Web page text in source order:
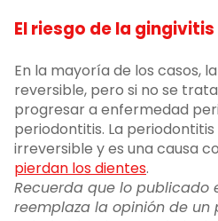
El riesgo de la
En la mayoría de los casos,
reversible, pero si no se
progresar a enfermedad
periodontitis. La
irreversible y es una causa
pierdan los dientes.
Recuerda que lo publicado
reemplaza la opinión de un